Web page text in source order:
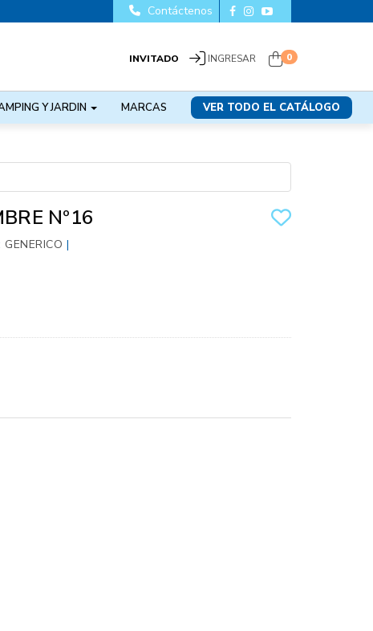
INVITADO INGRESAR 0
Y JARDIN MARCAS VER TODO EL CATÁLOGO
Contáctenos
Nº16
GENERICO |